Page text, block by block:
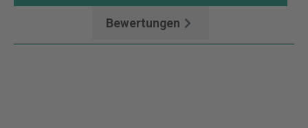
Bewertungen